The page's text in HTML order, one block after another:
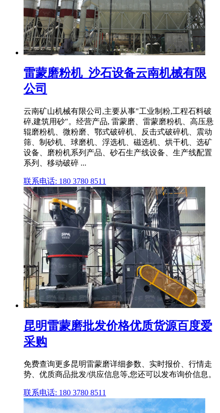
雷蒙磨粉机_沙石设备云南机械有限
公司
云南矿山机械有限公司,主要从事"工业制粉,工程石料破
碎,建筑用砂"。经营产品, 雷蒙磨、雷蒙磨粉机、高压悬
辊磨粉机、微粉磨、鄂式破碎机、反击式破碎机、震动
筛、制砂机、球磨机、浮选机、磁选机、烘干机、选矿
设备、磨粉机系列产品、砂石生产线设备、生产线配置
系列、移动破碎 ...
联系电话: 180 3780 8511
昆明雷蒙磨批发价格优质货源百度爱
采购
免费查询更多昆明雷蒙磨详细参数、实时报价、行情走
势、优质商品批发/供应信息等,您还可以发布询价信息。
联系电话: 180 3780 8511